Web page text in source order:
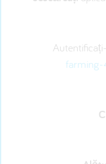
farming-